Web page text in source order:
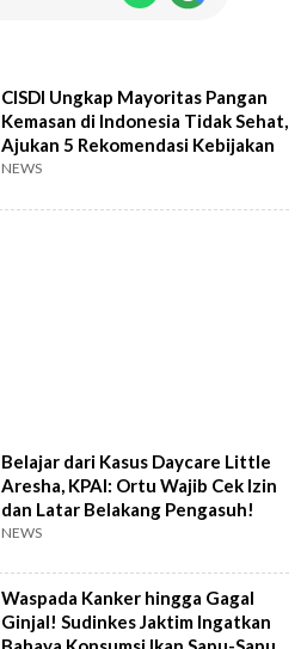
CISDI Ungkap Mayoritas Pangan
Kemasan di Indonesia Tidak Sehat,
Ajukan 5 Rekomendasi Kebijakan
NEWS
Belajar dari Kasus Daycare Little
Aresha, KPAI: Ortu Wajib Cek Izin
dan Latar Belakang Pengasuh!
NEWS
Waspada Kanker hingga Gagal
Ginjal! Sudinkes Jaktim Ingatkan